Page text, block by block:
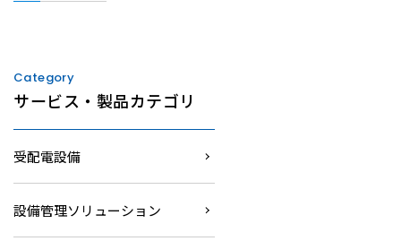
Category
サービス・製品カテゴリ
受配電設備
設備管理ソリューション